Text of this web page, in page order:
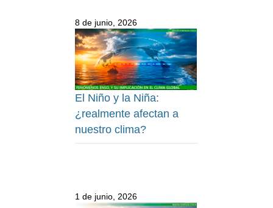
8 de junio, 2026
El Niño y la Niña:
¿realmente afectan a
nuestro clima?
1 de junio, 2026